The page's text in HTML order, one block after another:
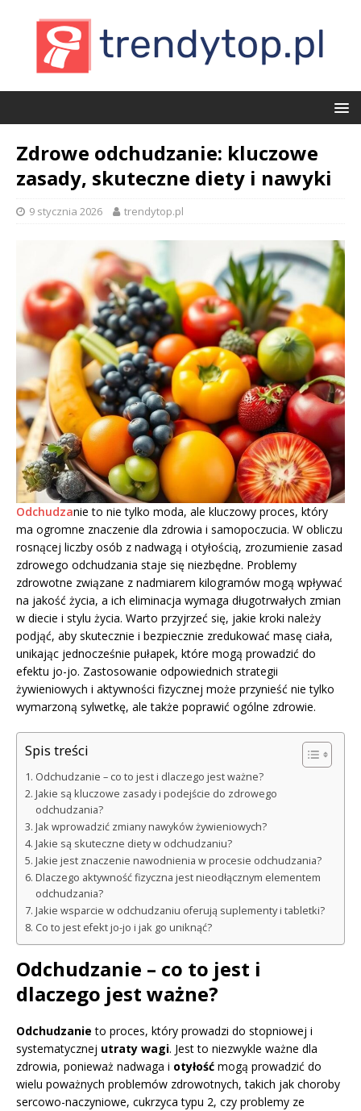
Zdrowe odchudzanie: kluczowe
zasady, skuteczne diety i nawyki
9 stycznia 2026 trendytop.pl
Odchudzanie to nie tylko moda, ale kluczowy proces, który
ma ogromne znaczenie dla zdrowia i samopoczucia. W obliczu
rosnącej liczby osób z nadwagą i otyłością, zrozumienie zasad
zdrowego odchudzania staje się niezbędne. Problemy
zdrowotne związane z nadmiarem kilogramów mogą wpływać
na jakość życia, a ich eliminacja wymaga długotrwałych zmian
w diecie i stylu życia. Warto przyjrzeć się, jakie kroki należy
podjąć, aby skutecznie i bezpiecznie zredukować masę ciała,
unikając jednocześnie pułapek, które mogą prowadzić do
efektu jo-jo. Zastosowanie odpowiednich strategii
żywieniowych i aktywności fizycznej może przynieść nie tylko
wymarzoną sylwetkę, ale także poprawić ogólne zdrowie.
Spis treści
Odchudzanie – co to jest i dlaczego jest ważne?
Jakie są kluczowe zasady i podejście do zdrowego
odchudzania?
Jak wprowadzić zmiany nawyków żywieniowych?
Jakie są skuteczne diety w odchudzaniu?
Jakie jest znaczenie nawodnienia w procesie odchudzania?
Dlaczego aktywność fizyczna jest nieodłącznym elementem
odchudzania?
Jakie wsparcie w odchudzaniu oferują suplementy i tabletki?
Co to jest efekt jo-jo i jak go uniknąć?
Odchudzanie – co to jest i
dlaczego jest ważne?
Odchudzanie to proces, który prowadzi do stopniowej i
systematycznej utraty wagi. Jest to niezwykle ważne dla
zdrowia, ponieważ nadwaga i otyłość mogą prowadzić do
wielu poważnych problemów zdrowotnych, takich jak choroby
sercowo-naczyniowe, cukrzyca typu 2, czy problemy ze